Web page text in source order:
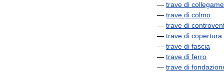
— trave di
— trave di colmo
— trave di
— trave di copertura
— trave di fascia
— trave di ferro
— trave di